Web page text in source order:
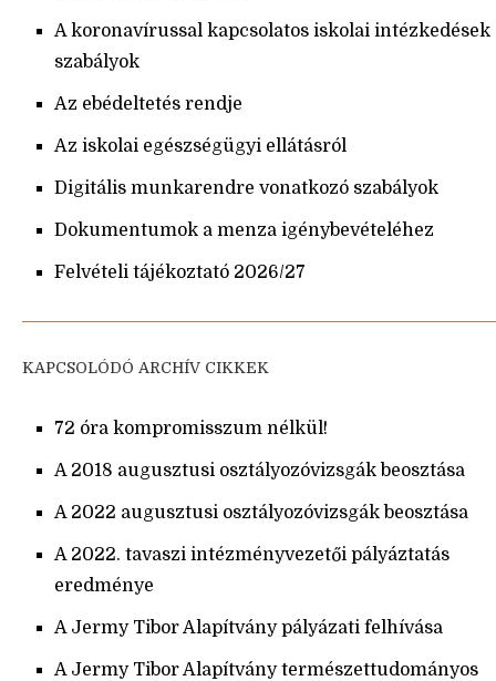
A koronavírussal kapcsolatos iskolai intézkedések
szabályok
Az ebédeltetés rendje
Az iskolai egészségügyi ellátásról
Digitális munkarendre vonatkozó szabályok
Dokumentumok a menza igénybevételéhez
Felvételi tájékoztató 2026/27
KAPCSOLÓDÓ ARCHÍV CIKKEK
72 óra kompromisszum nélkül!
A 2018 augusztusi osztályozóvizsgák beosztása
A 2022 augusztusi osztályozóvizsgák beosztása
A 2022. tavaszi intézményvezetői pályáztatás
eredménye
A Jermy Tibor Alapítvány pályázati felhívása
A Jermy Tibor Alapítvány természettudományos